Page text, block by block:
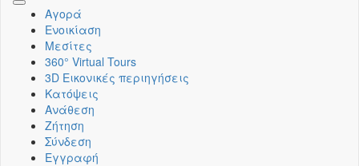
Toggle
navigation
Αγορά
Ενοικίαση
Μεσίτες
360° Virtual Tours
3D Εικονικές περιηγήσεις
Κατόψεις
Ανάθεση
Ζήτηση
Σύνδεση
Εγγραφή